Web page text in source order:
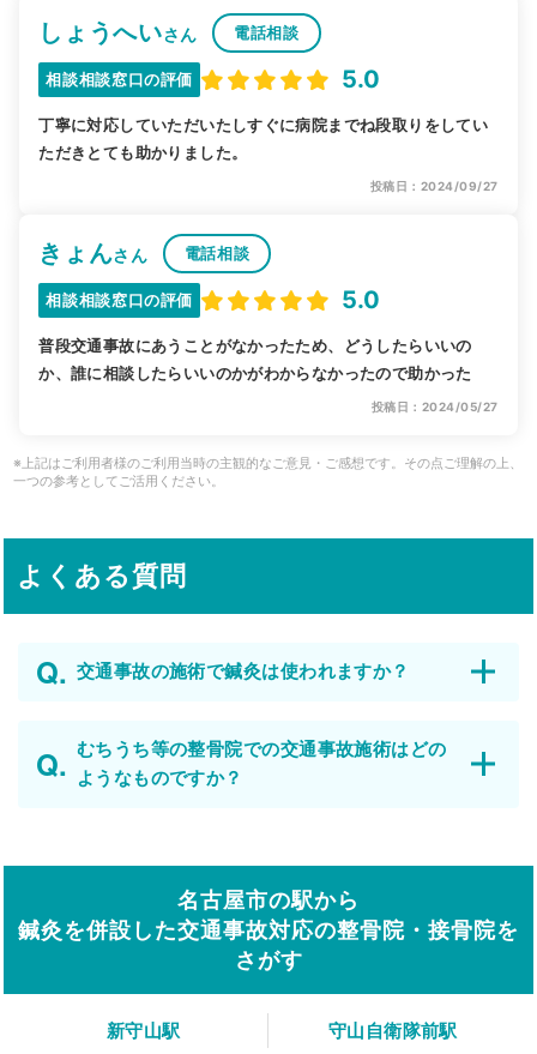
しょうへいさん 電話相談
相談相談窓口の評価 5.0
丁寧に対応していただいたしすぐに病院までね段取りをしてい
ただきとても助かりました。
投稿日：2024/09/27
きょんさん 電話相談
相談相談窓口の評価 5.0
普段交通事故にあうことがなかったため、どうしたらいいの
か、誰に相談したらいいのかがわからなかったので助かった
投稿日：2024/05/27
※上記はご利用者様のご利用当時の主観的なご意見・ご感想です。その点ご理解の上、
一つの参考としてご活用ください。
よくある質問
交通事故の施術で鍼灸は使われますか？
むちうち等の整骨院での交通事故施術はどの
ようなものですか？
名古屋市の駅から
鍼灸を併設した交通事故対応の整骨院・接骨院を
さがす
新守山駅
守山自衛隊前駅